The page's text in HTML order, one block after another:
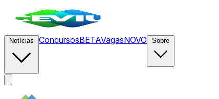
ConcursosBETAVagasNOVO